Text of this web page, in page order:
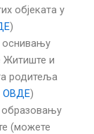
објеката у
)
оснивању
Житиште и
родитеља
ОВДЕ)
(можете